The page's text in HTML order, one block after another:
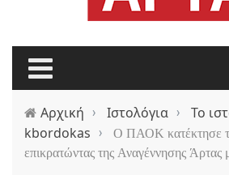
Αρχική › Ιστολόγια ›
Το
kbordokas ›
Ο ΠΑΟΚ κατέκτησε
επικρατώντας της Αναγέννησης Άρτας